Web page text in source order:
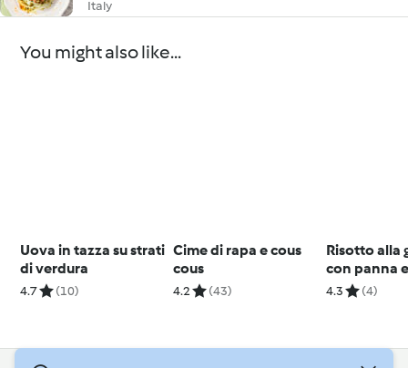
Italy
You might also like...
Uova in tazza su strati
di verdura
4.7 (10)
Cime di rapa e cous
cous
4.2 (43)
Risotto alla
con panna
4.3 (4)